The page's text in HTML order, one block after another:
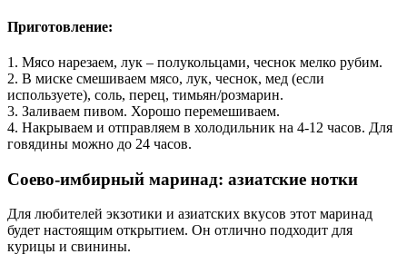
Приготовление:
1. Мясо нарезаем, лук – полукольцами, чеснок мелко рубим.
2. В миске смешиваем мясо, лук, чеснок, мед (если
используете), соль, перец, тимьян/розмарин.
3. Заливаем пивом. Хорошо перемешиваем.
4. Накрываем и отправляем в холодильник на 4-12 часов. Для
говядины можно до 24 часов.
Соево-имбирный маринад: азиатские нотки
Для любителей экзотики и азиатских вкусов этот маринад
будет настоящим открытием. Он отлично подходит для
курицы и свинины.